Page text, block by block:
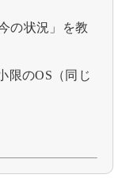
の状況」を教
限のOS（同じ